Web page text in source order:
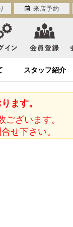
スタッフ紹介
ます。
ざいます。
せ下さい。
来店予約